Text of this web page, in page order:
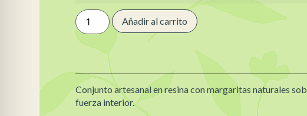
Añadir al carrito
Conjunto artesanal en resina con margaritas naturales
fuerza interior.